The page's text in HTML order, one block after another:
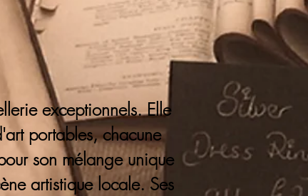
exceptionnels. Elle
portables, chacune
son mélange unique
artistique locale. Ses